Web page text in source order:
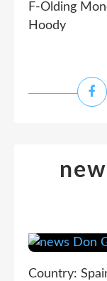
F-Olding
Hoody
Country: